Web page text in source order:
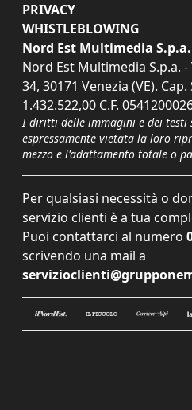
PRIVACY
WHISTLEBLOWING
Nord Est Multimedia S.p.a.
Nord Est Multimedia S.p.a.
34, 30171 Venezia (VE). Cap.
1.432.522,00 C.F.
I diritti delle immagini e dei testi
espressamente vietata la loro
mezzo e l'adattamento totale o
Per qualsiasi necessità o
servizio clienti è a tua
Puoi contattarci al numero
scrivendo una mail a